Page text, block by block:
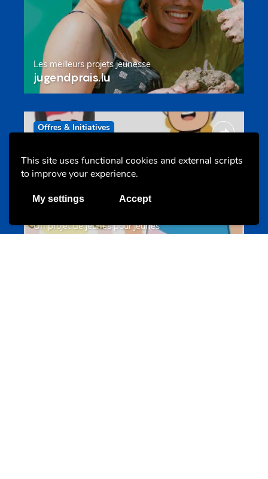
This site uses functional cookies and external scripts
to improve your experience.
My settings Accept
Les meilleurs projets jeunesse
jugendprais.lu
Offres & Initiatives
Un projet de jeunes pour jeunes